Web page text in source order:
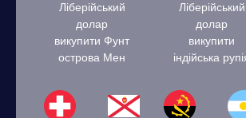
Ліберійський
долар
викупити Фунт
острова Мен
Ліберійський
долар
викупити
індійська